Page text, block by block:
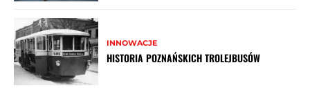
INNOWACJE
HISTORIA POZNAŃSKICH TROLEJBUSÓW